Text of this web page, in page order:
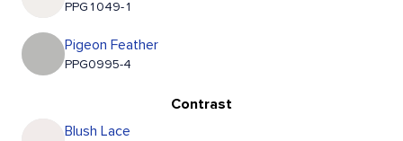
PPG1049-1
Pigeon Feather
PPG0995-4
Contrast
Blush Lace